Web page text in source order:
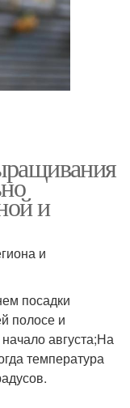
и
и
посадки
полосе и
августа;На
температура